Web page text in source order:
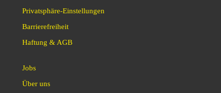
Privatsphäre-Einstellungen
Barrierefreiheit
Haftung & AGB
Jobs
Über uns